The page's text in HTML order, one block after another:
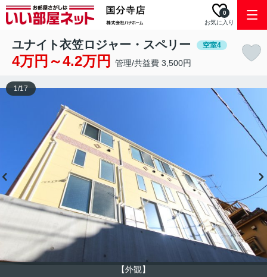
お気に入り
0
ユナイト衣笠ロジャー・スペリー 空室4
4万円～4.2万円 管理/共益費 3,500円
【外観】
1/17